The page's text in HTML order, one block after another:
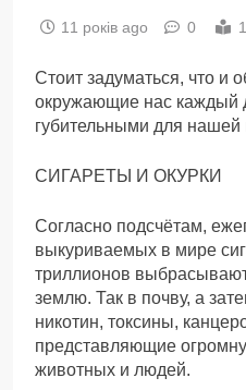
11 років ago 0
Стоит задуматься, что и
окружающие нас каждый
губительными для нашей
СИГАРЕТЫ И ОКУРКИ
Согласно подсчётам,
выкуриваемых в мире
триллионов
землю. Так в почву, а
никотин, токсины,
представляющие
животных и людей.